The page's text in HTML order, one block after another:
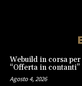
Webuild in corsa
“Offerta in contanti”
Agosto 4, 2026